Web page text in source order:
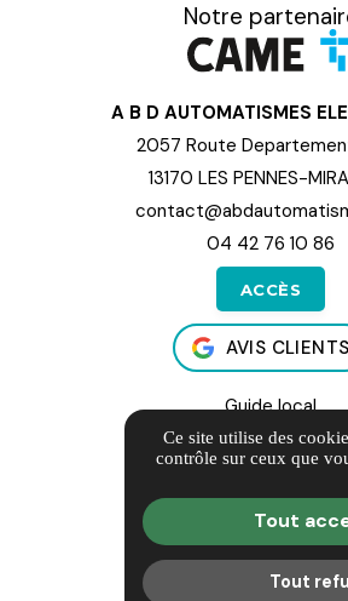
Notre
A B D AUTOMATISMES
2057 Route
13170 LES PENNES-
04 42 76 10 86
ACCÈS
AVIS CLIENTS
Guide local
Informations
Mentions légales
Politique de
Gestion des
Ce site utilise des
contrôle sur ceux que
Tout
Tout